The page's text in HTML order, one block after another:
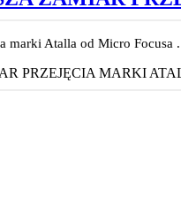
marki Atalla od Micro Focusa
PRZEJĘCIA MARKI